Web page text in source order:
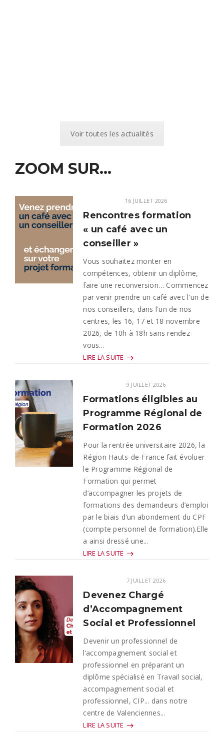
Voir toutes les actualités
ZOOM SUR...
16 JUILLET 2026
Rencontres formation
« un café avec un
conseiller »
Vous souhaitez monter en
compétences, obtenir un diplôme,
faire une reconversion… Commencez
par venir prendre un café avec l'un de
nos conseillers, dans l'un de nos
centres, les 16, 17 et 18 novembre
2026, de 10h à 18h sans rendez-
vous...
LIRE LA SUITE
9 JUILLET 2026
Formations éligibles au
Programme Régional de
Formation 2026
Pour la rentrée universitaire 2026, la
Région Hauts-de-France fait évoluer
le Programme Régional de
Formation qui permet
d’accompagner les projets de
formations des demandeurs d’emploi
par le biais d'un abondement du CPF
(compte personnel de formation).Elle
a ainsi dressé une...
LIRE LA SUITE
7 JUILLET 2026
Devenez Chargé
d’Accompagnement
Social et Professionnel
Devenir un professionnel de
l’accompagnement social et
professionnel en préparant un
diplôme spécialisé en Travail social,
accompagnement social et
professionnel, CIP... dans notre
centre de Valenciennes...
LIRE LA SUITE